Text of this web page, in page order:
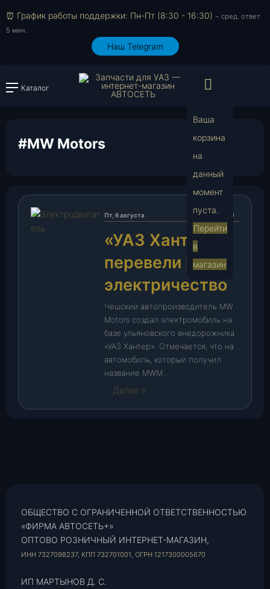
⏰ График работы поддержки: Пн-Пт (8:30 - 16:30) ~ сред. ответ
5 мин.
Наш Telegram
Каталог Войти или
Ваша
корзина
на
данный
момент
пуста.
Перейти
в
магазин
#MW Motors
Пт, 6 августа 370
«УАЗ Хантер»
перевели на
электричество
Чешский автопроизводитель MW
Motors создал электромобиль на
базе ульяновского внедорожника
«УАЗ Хантер». Отмечается, что на
автомобиль, который получил
название MWM…
Далее »
ОБЩЕСТВО С ОГРАНИЧЕННОЙ ОТВЕТСТВЕННОСТЬЮ
«ФИРМА АВТОСЕТЬ+»
ОПТОВО РОЗНИЧНЫЙ ИНТЕРНЕТ-МАГАЗИН,
ИНН 7327098237, КПП 732701001, ОГРН 1217300005670
ИП МАРТЫНОВ Д. С.